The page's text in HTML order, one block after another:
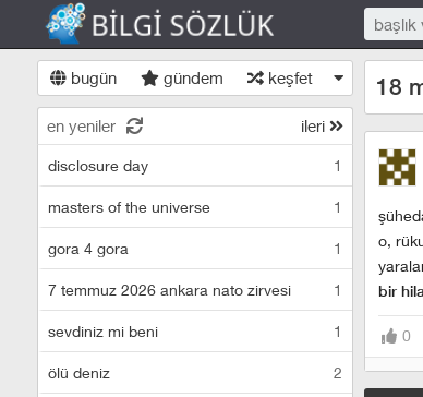
bugün gündem keşfet
en yeniler ileri
disclosure day 1
masters of the universe 1
gora 4 gora 1
7 temmuz 2026 ankara nato zirvesi 1
sevdiniz mi beni 1
ölü deniz 2
18
o,
bir
0